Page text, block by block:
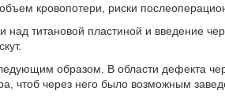
кровопотери, риски
над титановой пластиной и введение
образом. В области дефекта
чтоб через него было возможным